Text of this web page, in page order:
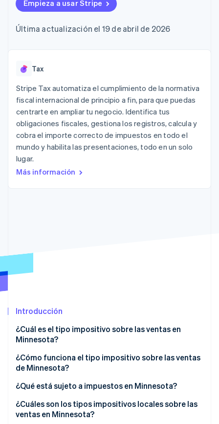
Métodos de
pago
de 125
Authorization
Boost
Optimizaciones
de aceptación
Link
Proceso de
compra
acelerado
Financial
Connections
Datos de ctas.
financieras
vinculadas
Recognition
Automatización
Stripe Sigma
personalizados
Atlas
Verificación de identidad en línea
Stripe Sessions 2026
para la IA.
aplicación
Gestión del dinero
Plataformas
Empresas de IA
Economía de los
creadores
Videojuegos
Hostelería, viajes y ocio
comunicación y
Entidades sin ánimo de
suscripciones
basada en el consumo
Emitir tarjetas virtuales
Aprovisiona y gestiona
Recursos
Integraciones de
aplicaciones
Muestras de código
Blog de
Empresa
producto
nuestro evento anual
Contacto
Contacta con ventas
Conviértete en socio
Empieza a usar Stripe
Última actualización el 19 de abril de 2026
Tax
Stripe Tax automatiza el cumplimiento de la normativa
fiscal internacional de principio a fin, para que puedas
centrarte en ampliar tu negocio. Identifica tus
obligaciones fiscales, gestiona los registros, calcula y
cobra el importe correcto de impuestos en todo el
mundo y habilita las presentaciones, todo en un solo
lugar.
Más información
Introducción
¿Cuál es el tipo impositivo sobre las ventas en
Minnesota?
¿Cómo funciona el tipo impositivo sobre las ventas
de Minnesota?
Nexo económico
¿Qué está sujeto a impuestos en Minnesota?
¿Cuáles son los tipos impositivos locales sobre las
ventas en Minnesota?